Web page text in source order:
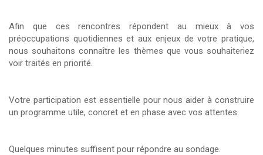
Afin que ces rencontres répondent au mieux à vos
préoccupations quotidiennes et aux enjeux de votre pratique,
nous souhaitons connaître les thèmes que vous souhaiteriez
voir traités en priorité.
Votre participation est essentielle pour nous aider à construire
un programme utile, concret et en phase avec vos attentes.
Quelques minutes suffisent pour répondre au sondage.